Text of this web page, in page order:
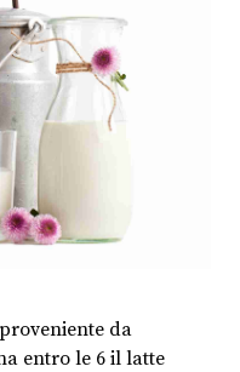
da
entro le 6 il latte